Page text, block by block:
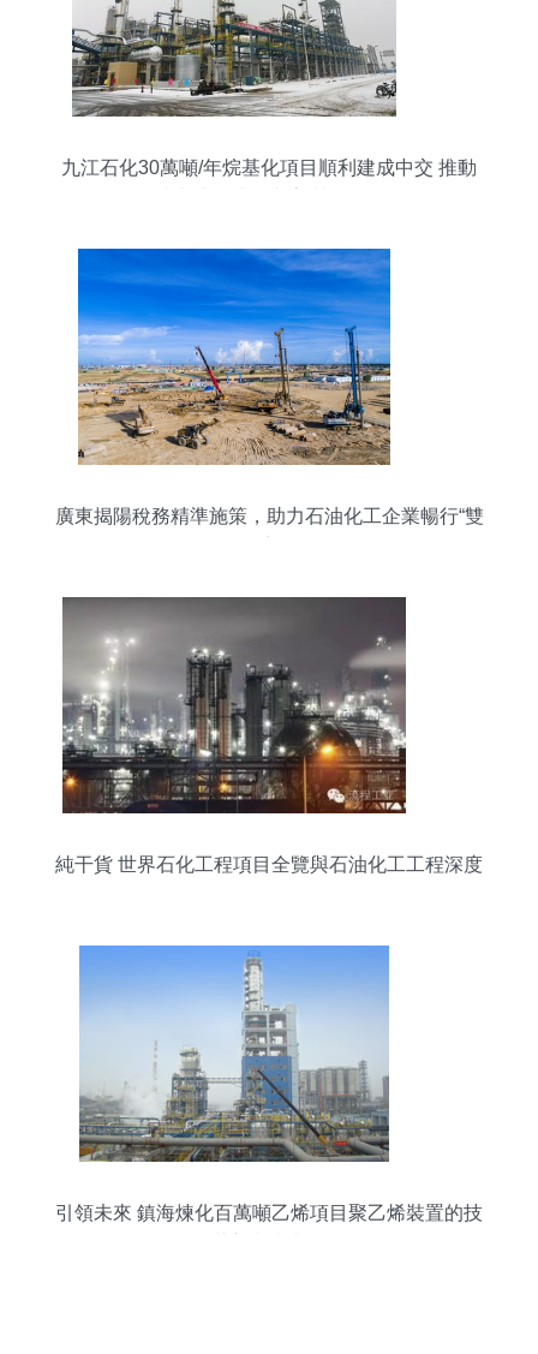
九江石化30萬噸/年烷基化項目順利建成中交 推動
廣東揭陽稅務精準施策，助力石油化工企業暢行“雙
純干貨 世界石化工程項目全覽與石油化工工程深度
引領未來 鎮海煉化百萬噸乙烯項目聚乙烯裝置的技